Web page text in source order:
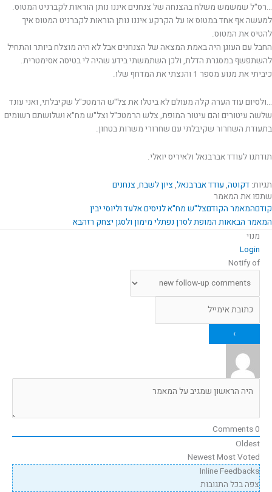
…רס"ל שמשמש משלח בהצנחה של צנחנים איננו נותן הוראות לקברניט המטוס.
למעשה אף אחד במטוס או על הקרקע איננו נותן הוראות לקברניט המטוס איך
להטיס את המטוס.
החבל עם העוגן היה באמת המצאה של הצנחנים אבל לא היה מוצלח ביותר והתחיל
להשתפשף במסגרת הדלת, ולכן השתמשתי בידע שהיה לי בטיסה אסימטרית.
כיביתי את מנוע מספר 1 והנצתי את המדחף שלו.
…ולסיום עוד הערה קלה מעולם לא ביטלו את צל"ש הרמטכ"ל שקיבלתי, ואני עונד
שלשה עיטורים והם עיטור המופת, צלש הרמטכ"ל וצל"ש מח"א ושלושתם רשומים
בתעודת השחרור שקיבלתי עם שחרורי משרות בטחון.
תודתנו לעודד אברבנאל ולאיריס יואלי.
תגיות: דקוטה, עודד אברבנאל, ציון לשבח, צנחנים
שתפו את המאמר
קודםהמאמר הקודםצל"ש מח"א לניסים אלעד וליוסי יבין
המאמר הבאאות המופת לסרן נפתלי מימון ולסגן יצחק רזהבא
מנוי
Login
Notify of
0
Oldest
NewestMost Voted
Inline Feedbacks
צפה בכל התגובות